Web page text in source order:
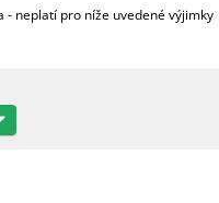
neplatí pro níže uvedené výjimky
Kč za každou započatou
Kč za 4 palety a